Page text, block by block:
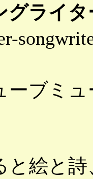
グライ
ーブミ
と絵と